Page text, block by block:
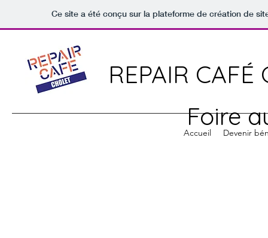
Ce site a été conçu sur la plateforme de création de
REPAIR CAFÉ
Accueil Devenir
Foire